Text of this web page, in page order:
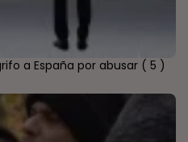
a España por abusar ( 5 )